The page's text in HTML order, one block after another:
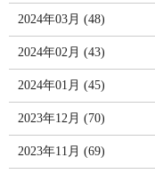
2024年03月 (48)
2024年02月 (43)
2024年01月 (45)
2023年12月 (70)
2023年11月 (69)